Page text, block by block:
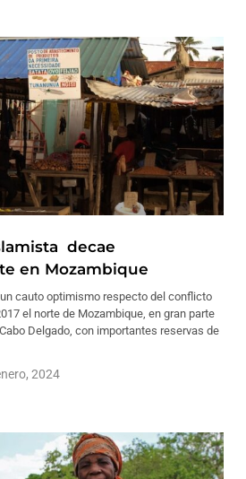
decae
en Mozambique
un cauto optimismo respecto del conflicto
el norte de Mozambique, en gran parte
Delgado, con importantes reservas de
2024